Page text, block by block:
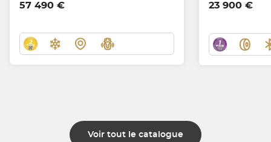
57 490 € 23 900 €
Voir tout le catalogue